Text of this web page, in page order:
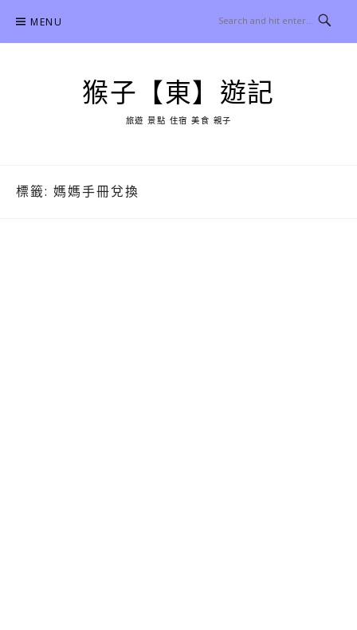
content
MENU
猴子【東】遊記
旅遊 景點 住宿 美食 親子
標籤: 媽媽手冊兌換